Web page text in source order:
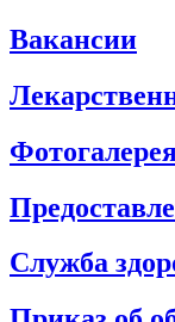
Вакансии
Служба